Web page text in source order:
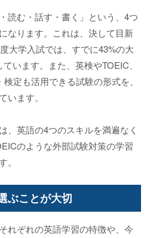
読む・話す・書く」という、4つ
なります。これは、決して目新
大学入試では、すでに43%の大
います。また、英検やTOEIC、
定も活用できる試験の形式を、
います。
、英語の4つのスキルを満遍なく
のような外部試験対策の学習
ぶことが大切
れぞれの英語学習の特徴や、今